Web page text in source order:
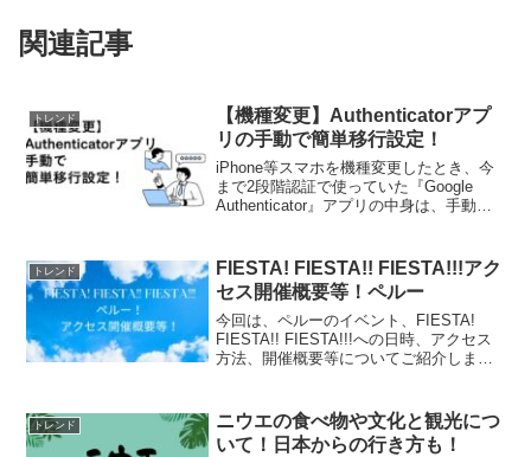
関連記事
トレンド
【機種変更】Authenticatorアプ
リの手動で簡単移行設定！
iPhone等スマホを機種変更したとき、今
まで2段階認証で使っていた『Google
Authenticator』アプリの中身は、手動で
業を簡単に解説してい...
トレンド
FIESTA! FIESTA!! FIESTA!!!アク
セス開催概要等！ペルー
今回は、ペルーのイベント、FIESTA!
FIESTA!! FIESTA!!!への日時、アクセス
方法、開催概要等についてご紹介しま
な市川市動植物園の観賞植物園...
トレンド
ニウエの食べ物や文化と観光につ
いて！日本からの行き方も！